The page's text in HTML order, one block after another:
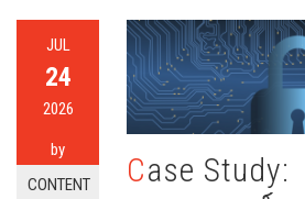
JUL
24
2026
by
CONTENT
Case Study: